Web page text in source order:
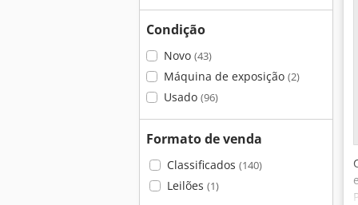
Condição
Novo (43)
Máquina de exposição (2)
Usado (96)
Formato de venda
Classificados (140)
Leilões (1)